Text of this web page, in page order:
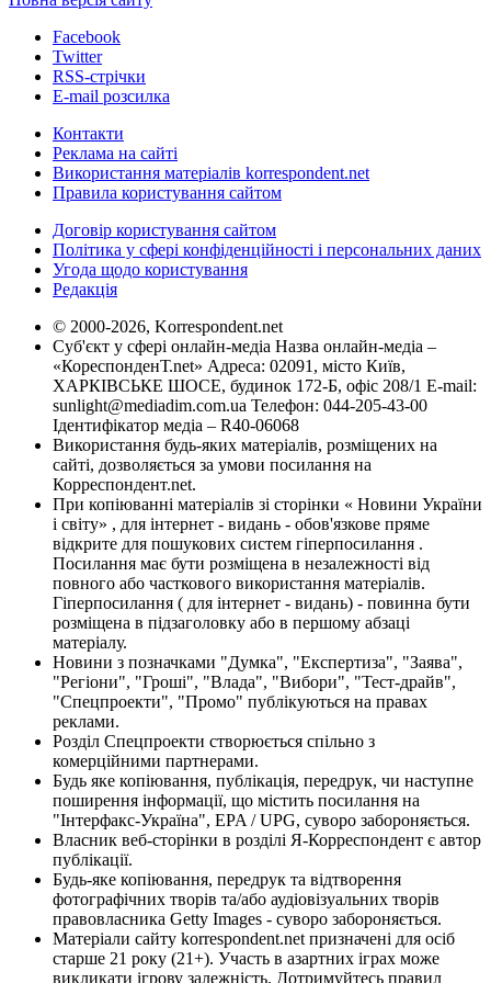
Facebook
Twitter
RSS-стрічки
E-mail розсилка
Контакти
Реклама на сайті
Використання матеріалів korrespondent.net
Правила користування сайтом
Договір користування сайтом
Політика у сфері конфіденційності і персональних даних
Угода щодо користування
Редакція
© 2000-2026, Korrespondent.net
Суб'єкт у сфері онлайн-медіа Назва онлайн-медіа –
«КореспонденТ.net» Адреса: 02091, місто Київ,
ХАРКІВСЬКЕ ШОСЕ, будинок 172-Б, офіс 208/1 E-mail:
sunlight@mediadim.com.ua Телефон: 044-205-43-00
Ідентифікатор медіа – R40-06068
Використання будь-яких матеріалів, розміщених на
сайті, дозволяється за умови посилання на
Корреспондент.net.
При копіюванні матеріалів зі сторінки « Новини України
і світу» , для інтернет - видань - обов'язкове пряме
відкрите для пошукових систем гіперпосилання .
Посилання має бути розміщена в незалежності від
повного або часткового використання матеріалів.
Гіперпосилання ( для інтернет - видань) - повинна бути
розміщена в підзаголовку або в першому абзаці
матеріалу.
Новини з позначками "Думка", "Експертиза", "Заява",
"Регіони", "Гроші", "Влада", "Вибори", "Тест-драйв",
"Спецпроекти", "Промо" публікуються на правах
реклами.
Розділ Спецпроекти створюється спільно з
комерційними партнерами.
Будь яке копіювання, публікація, передрук, чи наступне
поширення інформації, що містить посилання на
"Інтерфакс-Україна", EPA / UPG, суворо забороняється.
Власник веб-сторінки в розділі Я-Корреспондент є автор
публікації.
Будь-яке копіювання, передрук та відтворення
фотографічних творів та/або аудіовізуальних творів
правовласника Getty Images - суворо забороняється.
Матеріали сайту korrespondent.net призначені для осіб
старше 21 року (21+). Участь в азартних іграх може
викликати ігрову залежність. Дотримуйтесь правил